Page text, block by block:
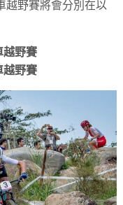
越野賽將會分別在以
越野賽
越野賽